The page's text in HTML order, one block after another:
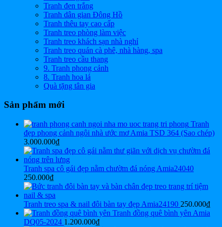
Tranh đen trắng
Tranh dân gian Đông Hồ
Tranh thêu tay cao cấp
Tranh treo phòng làm việc
Tranh treo khách sạn nhà nghỉ
Tranh treo quán cà phê, nhà hàng, spa
Tranh treo cầu thang
9. Tranh phong cảnh
8. Tranh hoa lá
Quà tặng tân gia
Sản phẩm mới
Tranh
đẹp phong cảnh ngôi nhà ước mơ Amia TSD 364 (Sao chép)
3.000.000₫
Tranh spa cô gái đẹp nằm chườm đá nóng Amia24040
250.000₫
Tranh treo spa & nail đôi bàn tay đẹp Amia24190 250.000₫
Tranh đồng quê bình yên Amia
DQ05-2024 1.200.000₫